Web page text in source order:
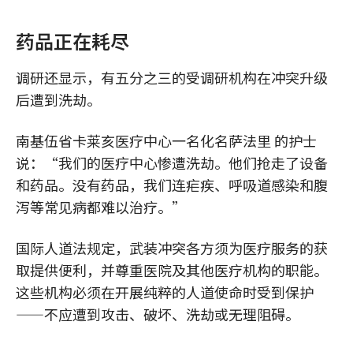
药品正在耗尽
调研还显示，有五分之三的受调研机构在冲突升级
后遭到洗劫。
南基伍省卡莱亥医疗中心一名化名萨法里 的护士
说：“我们的医疗中心惨遭洗劫。他们抢走了设备
和药品。没有药品，我们连疟疾、呼吸道感染和腹
泻等常见病都难以治疗。”
国际人道法规定，武装冲突各方须为医疗服务的获
取提供便利，并尊重医院及其他医疗机构的职能。
这些机构必须在开展纯粹的人道使命时受到保护
——不应遭到攻击、破坏、洗劫或无理阻碍。